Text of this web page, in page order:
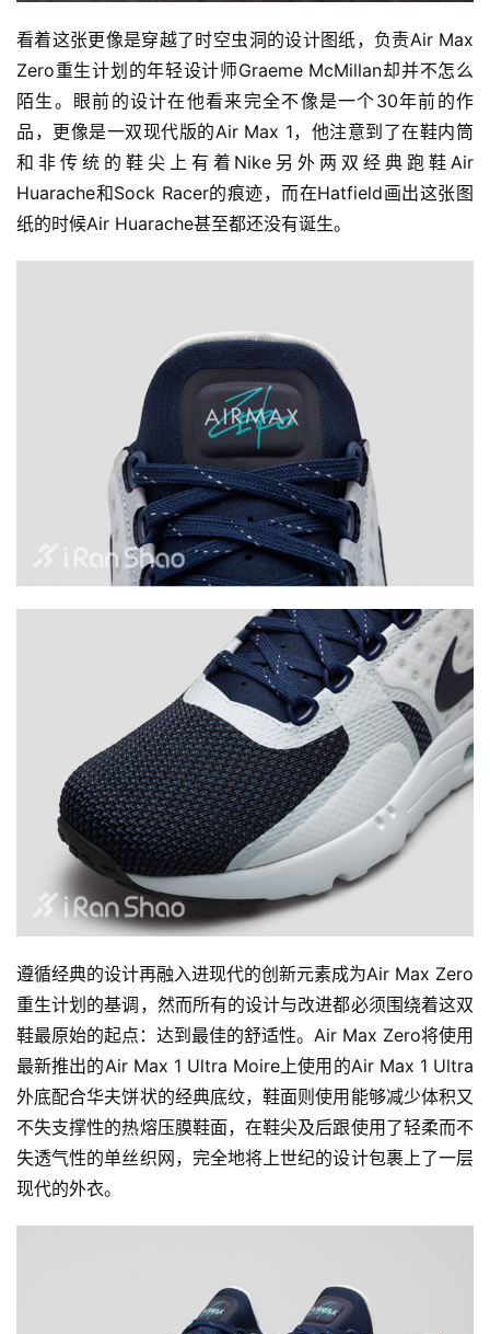
比
赛
观
看着这张更像是穿越了时空虫洞的设计图纸，负责Air Max
Zero重生计划的年轻设计师Graeme McMillan却并不怎么
陌生。眼前的设计在他看来完全不像是一个30年前的作
品，更像是一双现代版的Air Max 1，他注意到了在鞋内筒
和非传统的鞋尖上有着Nike另外两双经典跑鞋Air
Huarache和Sock Racer的痕迹，而在Hatfield画出这张图
纸的时候Air Huarache甚至都还没有诞生。
遵循经典的设计再融入进现代的创新元素成为Air Max Zero
重生计划的基调，然而所有的设计与改进都必须围绕着这双
鞋最原始的起点：达到最佳的舒适性。Air Max Zero将使用
最新推出的Air Max 1 Ultra Moire上使用的Air Max 1 Ultra
外底配合华夫饼状的经典底纹，鞋面则使用能够减少体积又
不失支撑性的热熔压膜鞋面，在鞋尖及后跟使用了轻柔而不
失透气性的单丝织网，完全地将上世纪的设计包裹上了一层
现代的外衣。